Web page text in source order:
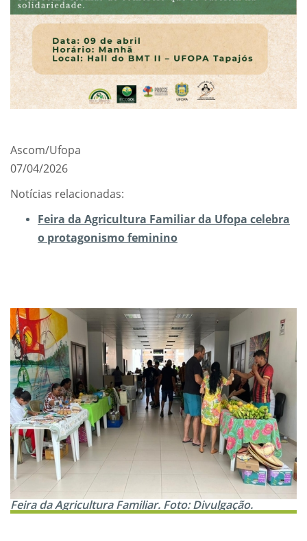
Ascom/Ufopa
07/04/2026
Notícias relacionadas:
Feira da Agricultura Familiar da Ufopa celebra
o protagonismo feminino
Feira da Agricultura Familiar. Foto: Divulgação.